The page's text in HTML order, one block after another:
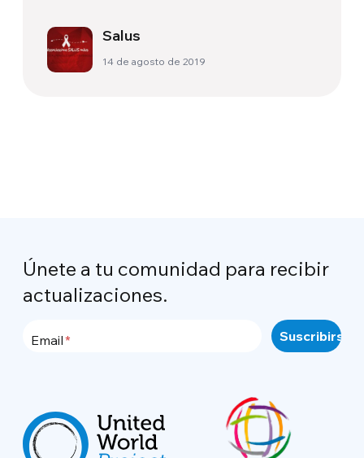
Salus
14 de agosto de 2019
Únete a tu comunidad para recibir
actualizaciones.
Email